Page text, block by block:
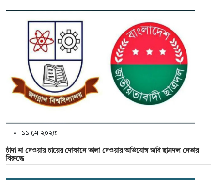
১১ মে ২০২৫
চাঁদা না দেওয়ায় চায়ের দোকানে তালা দেওয়ার অভিযোগ জবি ছাত্রদল নেতার
বিরুদ্ধে